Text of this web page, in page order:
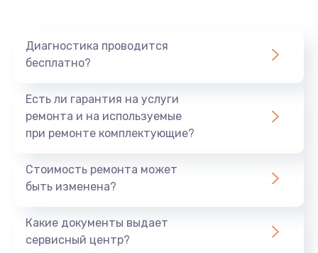
Диагностика проводится
бесплатно?
Есть ли гарантия на услуги
ремонта и на используемые
при ремонте комплектующие?
Стоимость ремонта может
быть изменена?
Какие документы выдает
сервисный центр?